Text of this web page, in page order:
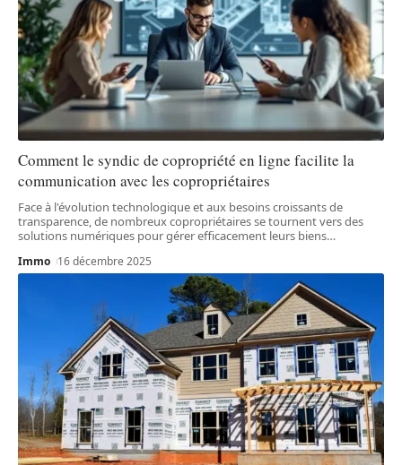
Comment le syndic de copropriété en ligne facilite la
communication avec les copropriétaires
Face à l'évolution technologique et aux besoins croissants de
transparence, de nombreux copropriétaires se tournent vers des
solutions numériques pour gérer efficacement leurs biens…
Immo 16 décembre 2025